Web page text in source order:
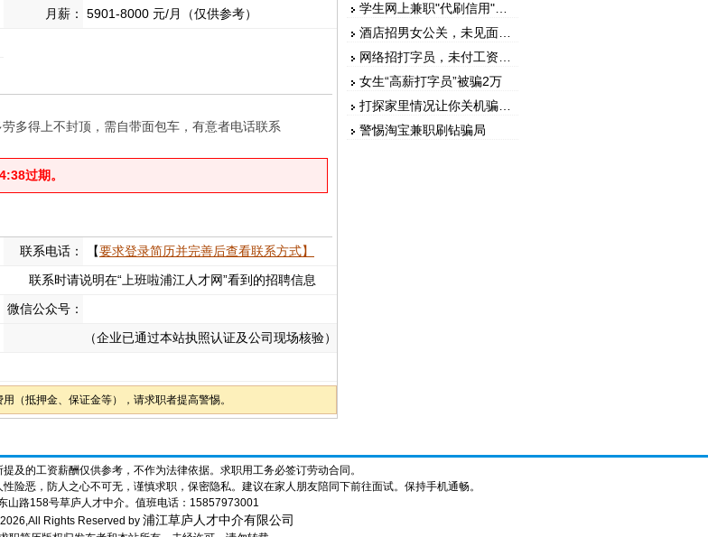
月薪：
5901-8000 元/月（仅供参考）
多得上不封顶，需自带面包车，有意者电话联系
过期。
联系电话： 【要求登录简历并完善后查看联系方式】
联系时请说明在“上班啦浦江人才网”看到的招聘信息
微信公众号：
（企业已通过本站执照认证及公司现场核验）
（抵押金、保证金等），请求职者提高警惕。
女生“高薪打字员”被骗2万
警惕淘宝兼职刷钻骗局
及的工资薪酬仅供参考，不作为法律依据。求职用工务必签订劳动合同。
险恶，防人之心不可无，谨慎求职，保密隐私。建议在家人朋友陪同下前往面试。保持手机通畅。
山路158号草庐人才中介。值班电话：15857973001
Rights Reserved by 浦江草庐人才中介有限公司